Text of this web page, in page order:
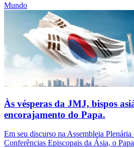
Mundo
Às vésperas da JMJ, bispos
encorajamento do Papa.
Em seu discurso na Assembleia Plenária
Conferências Episcopais da Ásia, o